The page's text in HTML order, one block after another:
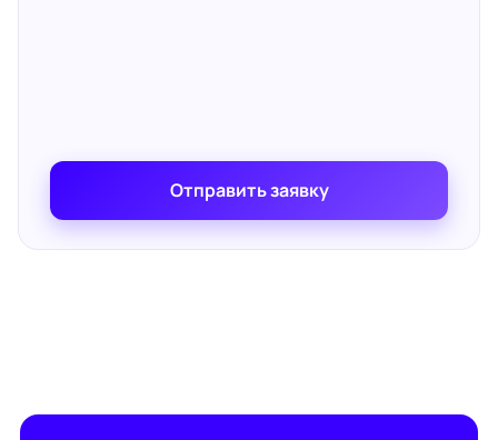
Отправить заявку